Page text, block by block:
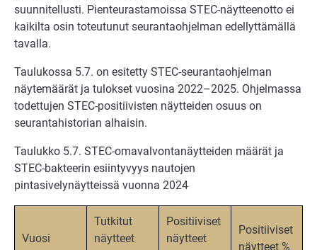
suunnitellusti. Pienteurastamoissa STEC-näytteenotto ei
kaikilta osin toteutunut seurantaohjelman edellyttämällä
tavalla.
Taulukossa 5.7. on esitetty STEC-seurantaohjelman
näytemäärät ja tulokset vuosina 2022–2025. Ohjelmassa
todettujen STEC-positiivisten näytteiden osuus on
seurantahistorian alhaisin.
Taulukko 5.7. STEC-omavalvontanäytteiden määrät ja
STEC-bakteerin esiintyvyys nautojen
pintasivelynäytteissä vuonna 2024
Vuosi
Tutkitut
näytteet
Positiiviset
näytteet
Positiiviset
näytteet %